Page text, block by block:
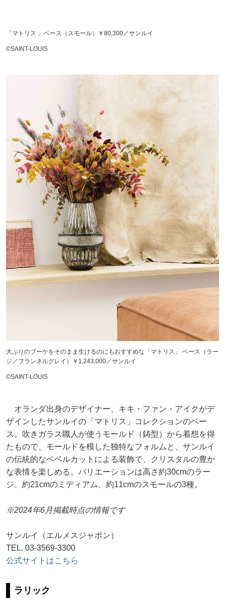
「マトリス 」ベース（スモール）￥80,300／サンルイ
©SAINT-LOUIS
大ぶりのブーケをそのまま生けるのにもおすすめな「マトリス」 ベース（ラー
ジ／フランネルグレイ）￥1,243,000／サンルイ
©SAINT-LOUIS
オランダ出身のデザイナー、キキ・ファン・アイクがデ
ザインしたサンルイの「マトリス」コレクションのベー
ス。吹きガラス職人が使うモールド（鋳型）から着想を得
たもので、モールドを模した独特なフォルムと、サンルイ
の伝統的なベベルカットによる装飾で、クリスタルの豊か
な表情を楽しめる。バリエーションは高さ約30cmのラー
ジ、約21cmのミディアム、約11cmのスモールの3種。
※2024年6月掲載時点の情報です
サンルイ（エルメスジャポン）
TEL. 03-3569-3300
公式サイトはこちら
ラリック